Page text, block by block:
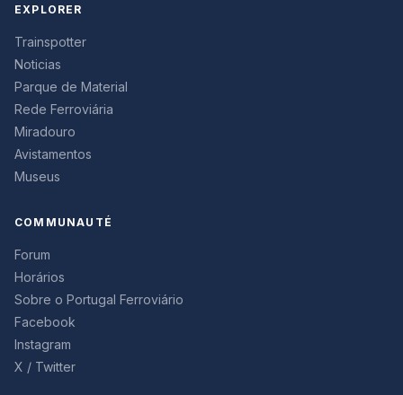
EXPLORER
Trainspotter
Noticias
Parque de Material
Rede Ferroviária
Miradouro
Avistamentos
Museus
COMMUNAUTÉ
Forum
Horários
Sobre o Portugal Ferroviário
Facebook
Instagram
X / Twitter